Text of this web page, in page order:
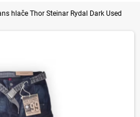
hlače Thor Steinar Rydal Dark Used